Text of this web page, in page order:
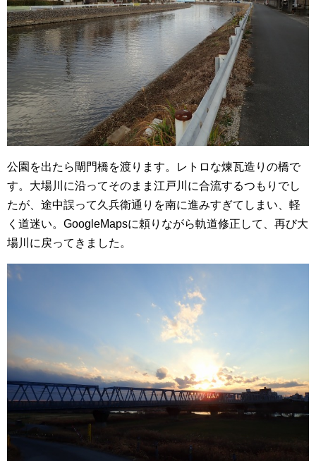
公園を出たら閘門橋を渡ります。レトロな煉瓦造りの橋で
す。大場川に沿ってそのまま江戸川に合流するつもりでし
たが、途中誤って久兵衛通りを南に進みすぎてしまい、軽
く道迷い。GoogleMapsに頼りながら軌道修正して、再び大
場川に戻ってきました。